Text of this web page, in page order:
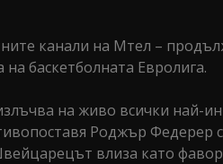
канали на Мтел –
баскетболната Евролига.
на живо всички най-
Роджър Федерер
влиза като